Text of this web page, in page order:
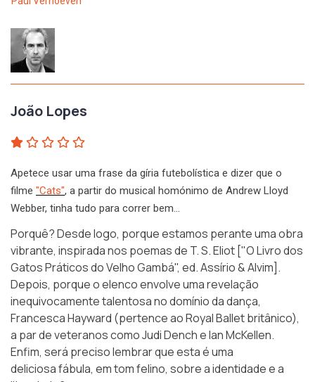
João Lopes
Apetece usar uma frase da gíria futebolística e dizer que o
filme "Cats", a partir do musical homónimo de Andrew Lloyd
Webber, tinha tudo para correr bem…
Porquê? Desde logo, porque estamos perante uma obra
vibrante, inspirada nos poemas de T. S. Eliot ["O Livro dos
Gatos Práticos do Velho Gambá", ed. Assírio & Alvim].
Depois, porque o elenco envolve uma revelação
inequivocamente talentosa no domínio da dança,
Francesca Hayward (pertence ao Royal Ballet britânico),
a par de veteranos como Judi Dench e Ian McKellen.
Enfim, será preciso lembrar que esta é uma
deliciosafábula, em tom felino, sobre a identidade e a